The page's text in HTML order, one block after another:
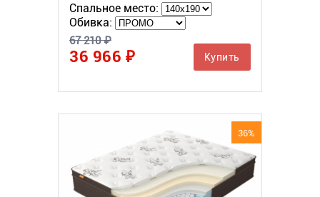
Спальное место:
Обивка:
67 210 ₽
36 966 ₽ Купить
36%